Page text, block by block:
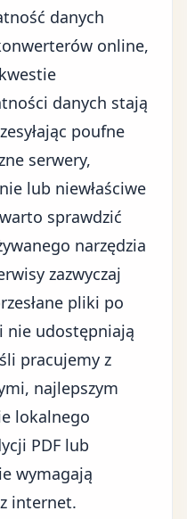
danych
online,
danych stają
poufne
serwery,
lub niewłaściwe
sprawdzić
narzędzia
zazwyczaj
pliki po
nie udostępniają
pracujemy z
najlepszym
lokalnego
PDF lub
wymagają
internet.